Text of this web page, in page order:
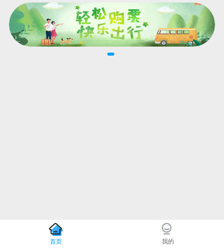
首页 我的